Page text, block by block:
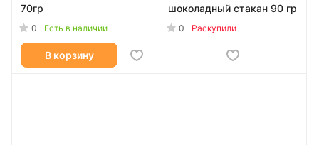
70гр
0 Есть в наличии
В корзину
шоколадный стакан 90 гр
0 Раскупили